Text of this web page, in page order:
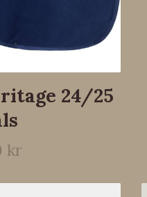
24/25
kr